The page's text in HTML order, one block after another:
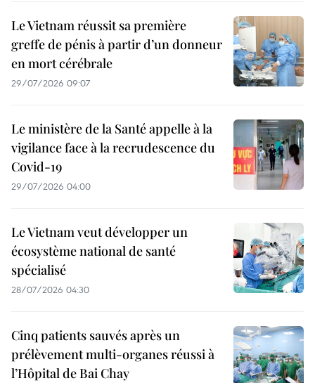
Le Vietnam réussit sa première
greffe de pénis à partir d’un donneur
en mort cérébrale
29/07/2026 09:07
Le ministère de la Santé appelle à la
vigilance face à la recrudescence du
Covid-19
29/07/2026 04:00
Le Vietnam veut développer un
écosystème national de santé
spécialisé
28/07/2026 04:30
Cinq patients sauvés après un
prélèvement multi-organes réussi à
l’Hôpital de Bai Chay